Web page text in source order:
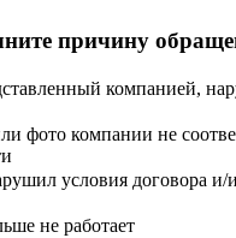
причину
компанией,
фото компании не
условия договора и/
не работает